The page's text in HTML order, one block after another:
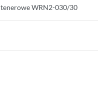
WRN2-030/30